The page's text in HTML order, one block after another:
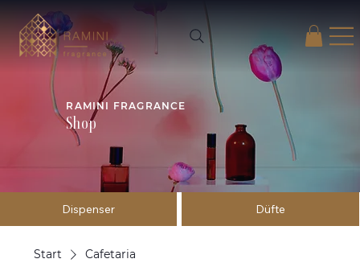
RAMINI FRAGRANCE
Shop
Dispenser Düfte
Start Cafetaria